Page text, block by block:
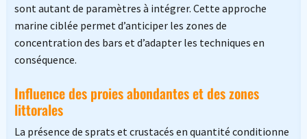
sont autant de paramètres à intégrer. Cette approche
marine ciblée permet d’anticiper les zones de
concentration des bars et d’adapter les techniques en
conséquence.
Influence des proies abondantes et des zones
littorales
La présence de sprats et crustacés en quantité conditionne